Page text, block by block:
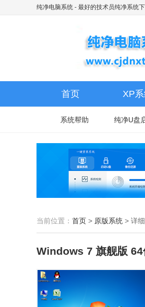
纯净电脑系统 - 最好的技术员纯净系统下
首页 XP
系统帮助 纯净U盘
当前位置： 首页 > 原版系统 > 详
Windows 7 旗舰版 64